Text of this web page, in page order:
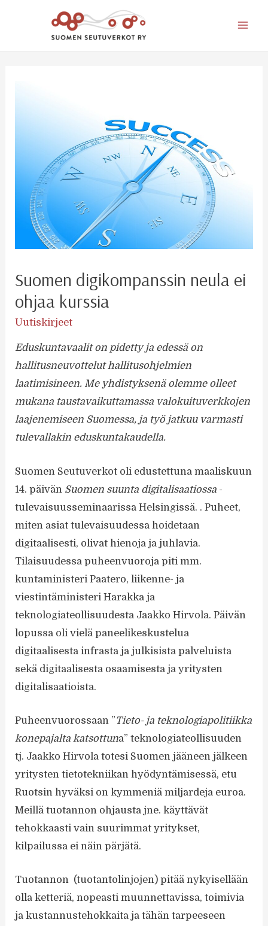
Suomen digikompanssin neula ei
ohjaa kurssia
Uutiskirjeet
Eduskuntavaalit on pidetty ja edessä on
hallitusneuvottelut hallitusohjelmien
laatimisineen. Me yhdistyksenä olemme olleet
mukana taustavaikuttamassa valokuituverkkojen
laajenemiseen Suomessa, ja työ jatkuu varmasti
tulevallakin eduskuntakaudella.
Suomen Seutuverkot oli edustettuna maaliskuun
14. päivän Suomen suunta digitalisaatiossa -
tulevaisuusseminaarissa Helsingissä. . Puheet,
miten asiat tulevaisuudessa hoidetaan
digitaalisesti, olivat hienoja ja juhlavia.
Tilaisuudessa puheenvuoroja piti mm.
kuntaministeri Paatero, liikenne- ja
viestintäministeri Harakka ja
teknologiateollisuudesta Jaakko Hirvola. Päivän
lopussa oli vielä paneelikeskustelua
digitaalisesta infrasta ja julkisista palveluista
sekä digitaalisesta osaamisesta ja yritysten
digitalisaatioista.
Puheenvuorossaan ”Tieto- ja teknologiapolitiikka
konepajalta katsottuna” teknologiateollisuuden
tj. Jaakko Hirvola totesi Suomen jääneen jälkeen
yritysten tietotekniikan hyödyntämisessä, etu
Ruotsin hyväksi on kymmeniä miljardeja euroa.
Meillä tuotannon ohjausta jne. käyttävät
tehokkaasti vain suurimmat yritykset,
kilpailussa ei näin pärjätä.
Tuotannon (tuotantolinjojen) pitää nykyisellään
olla ketteriä, nopeasti muunnettavissa, toimivia
ja kustannustehokkaita ja tähän tarpeeseen